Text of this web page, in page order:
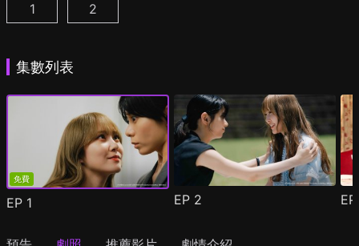
彩香最愛弘子前輩 第1集
1 彩香最愛弘子前輩 第2季 第1集
2
集數列表
免費
EP 1 EP 2